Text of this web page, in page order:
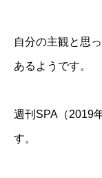
自分の主観と思
あるようです。
週刊SPA（2019
す。